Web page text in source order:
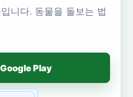
니다. 동물을 돌보는 법
Play